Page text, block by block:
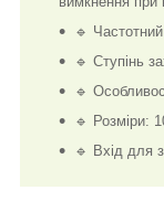
🔹
🔹 Ступінь
🔹
🔹 Розміри:
🔹 Вхід для